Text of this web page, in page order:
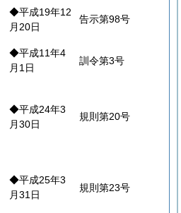
◆平成19年12
月20日
告示第98号
◆平成11年4
月1日
訓令第3号
◆平成24年3
月30日
規則第20号
◆平成25年3
月31日
規則第23号